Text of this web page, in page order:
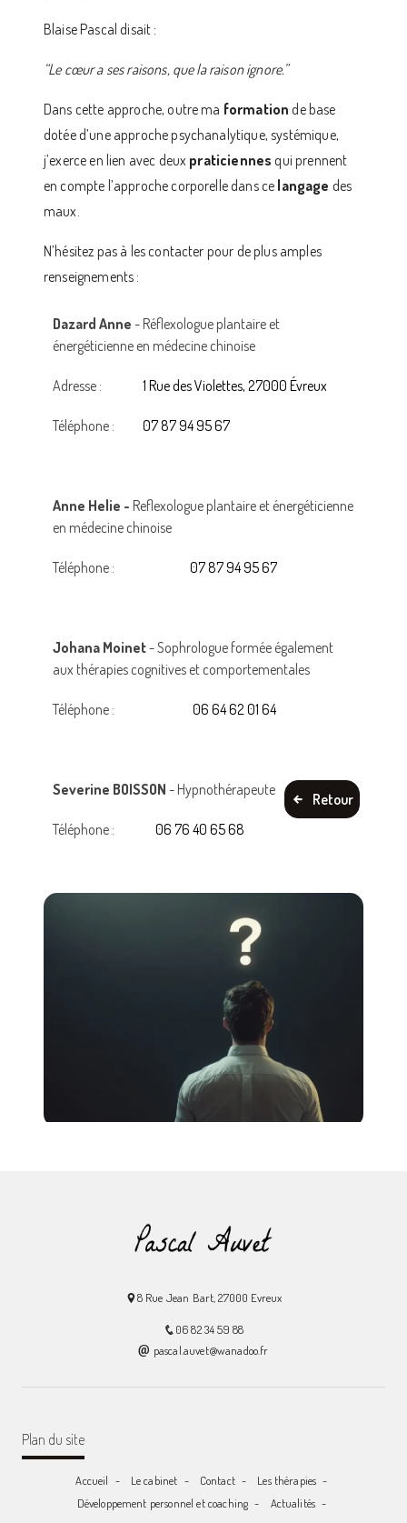
Blaise Pascal disait :
“Le cœur a ses raisons, que la raison ignore.”
Dans cette approche, outre ma formation de base
dotée d’une approche psychanalytique, systémique,
j’exerce en lien avec deux praticiennes qui prennent
en compte l’approche corporelle dans ce langage des
maux.
N’hésitez pas à les contacter pour de plus amples
renseignements :
Dazard Anne - Réflexologue plantaire et
énergéticienne en médecine chinoise
Adresse : 1 Rue des Violettes, 27000 Évreux
Téléphone : 07 87 94 95 67
Anne Helie - Reflexologue plantaire et énergéticienne
en médecine chinoise
Téléphone : 07 87 94 95 67
Johana Moinet- Sophrologue formée également
aux thérapies cognitives et comportementales
Téléphone : 06 64 62 01 64
Severine BOISSON - Hypnothérapeute
Téléphone : 06 76 40 65 68
Retour
8 Rue Jean Bart, 27000 Evreux
06 82 34 59 88
pascal.auvet@wanadoo.fr
Plan du site
Accueil Le cabinet Contact
Les thérapies
Développement personnel et coaching
Actualités